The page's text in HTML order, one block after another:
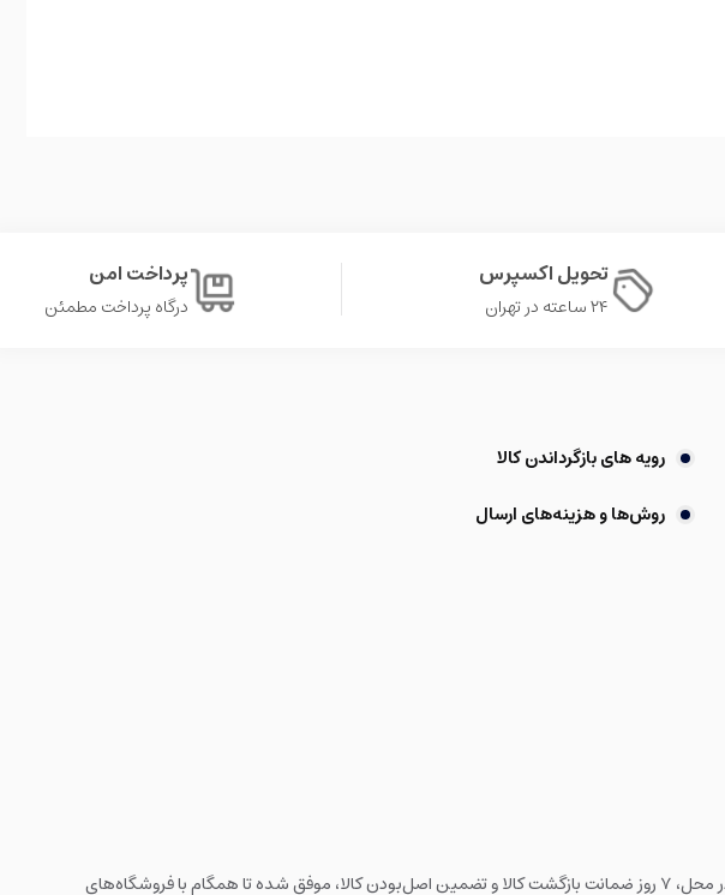
تحویل اکسپرس
۲۴ ساعته در تهران
پرداخت امن
درگاه پرداخت مطمئن
رویه های بازگرداندن کالا
روش‌ها و هزینه‌های ارسال
فروشگاه ما به عنوان یکی از قدیمی‌ترین فروشگاه های اینترنتی با بیش از یک دهه تجربه، با پایبندی به سه اصل کلیدی، پرداخت در محل، 7 روز ضمانت بازگشت کالا و تضمین اصل‌بودن کالا، موفق شده تا همگام با فروشگاه‌های